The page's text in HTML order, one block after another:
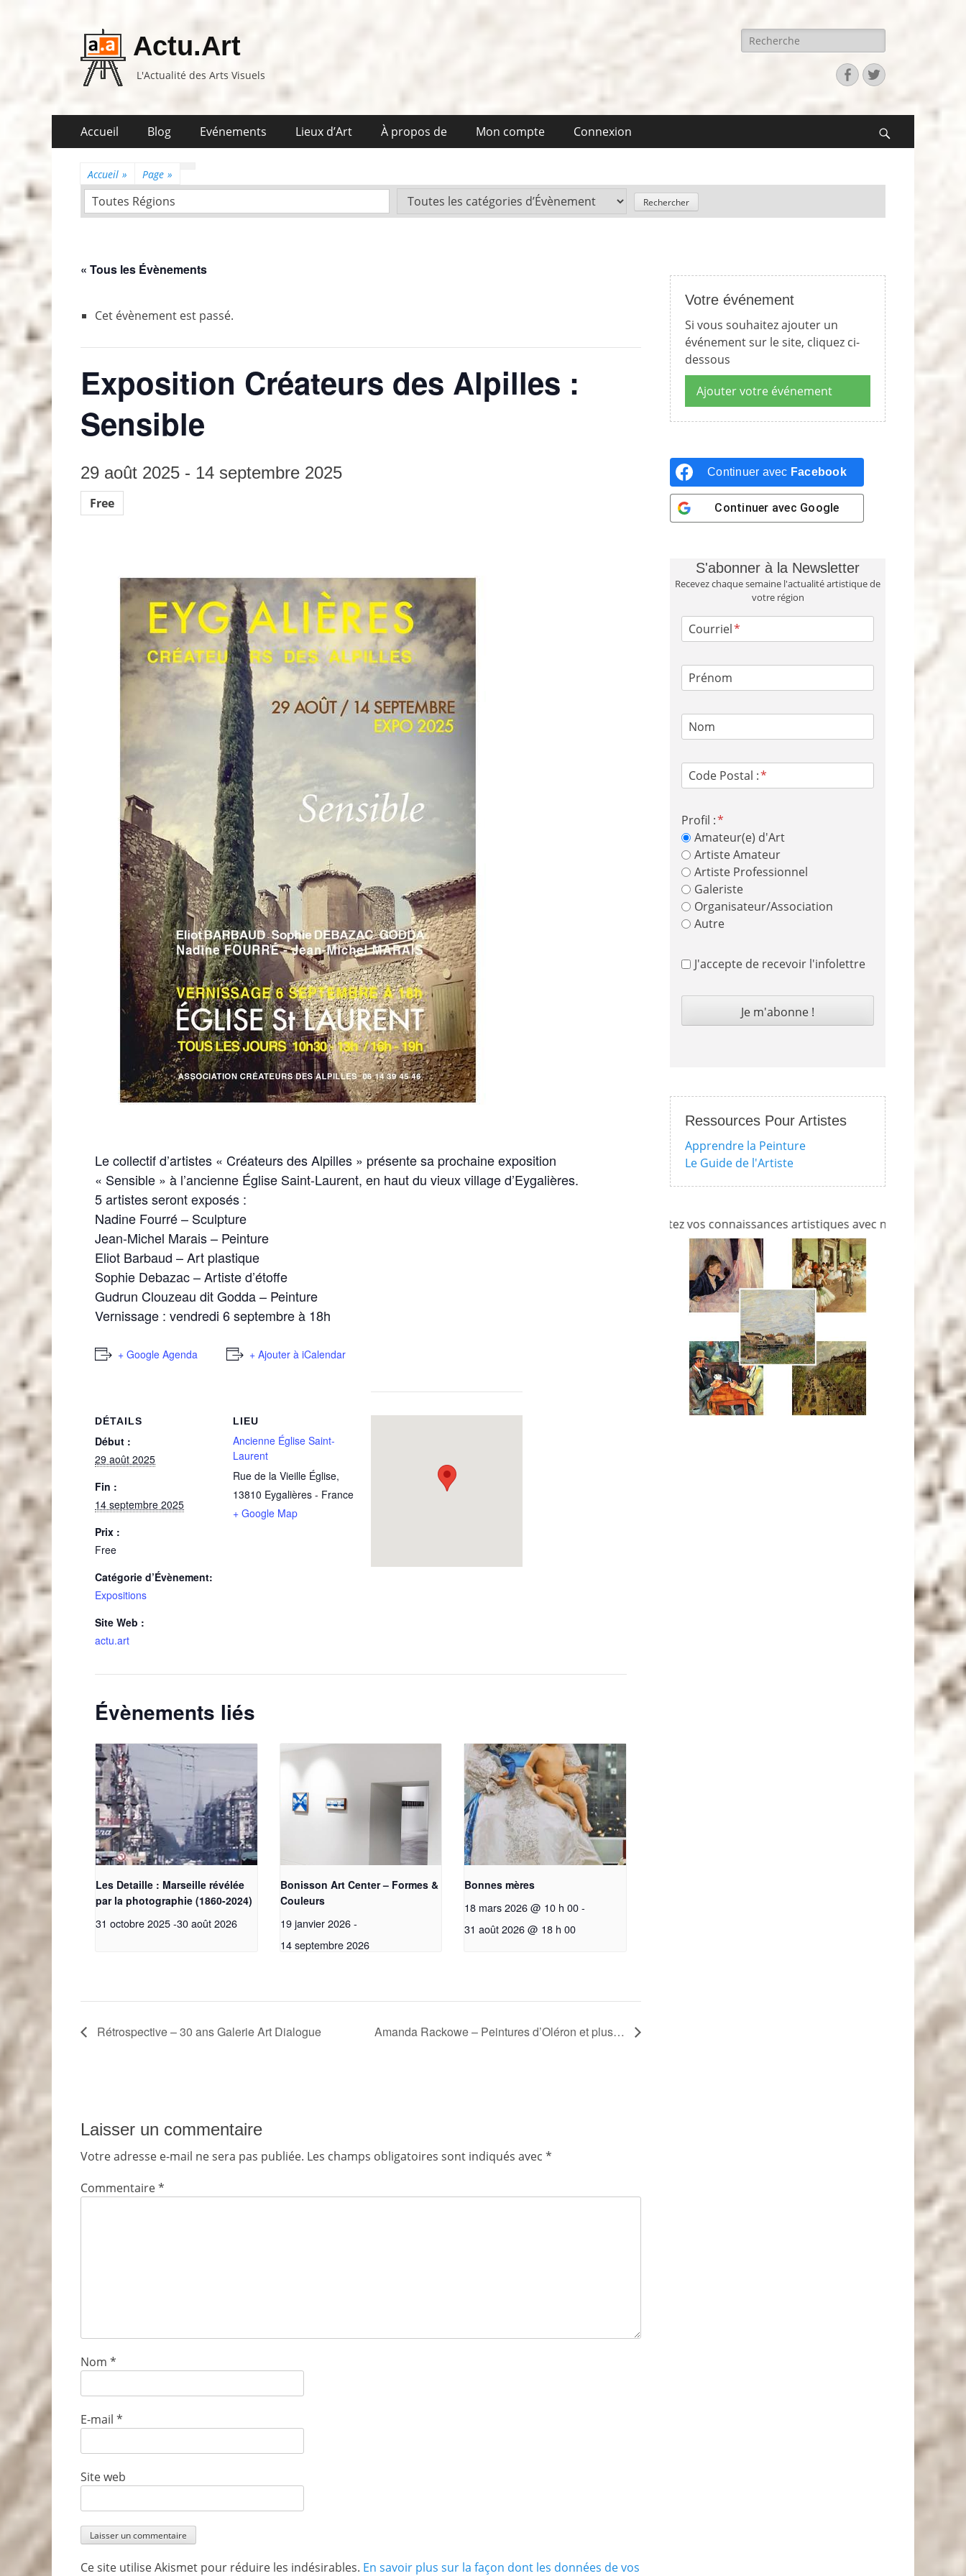
Actu.Art
L'Actualité des Arts Visuels
Recherche
pour:
Facebook
Twitter
Premier
menu
Accueil Blog Evénements Lieux d’Art À propos de Mon compte Connexion
Accueil » Page »
Toutes Régions
« Tous les Évènements
Cet évènement est passé.
Exposition Créateurs des Alpilles :
Sensible
29 août 2025 - 14 septembre 2025
Free
Le collectif d’artistes « Créateurs des Alpilles » présente sa prochaine exposition
« Sensible » à l’ancienne Église Saint-Laurent, en haut du vieux village d’Eygalières.
5 artistes seront exposés :
Nadine Fourré – Sculpture
Jean-Michel Marais – Peinture
Eliot Barbaud – Art plastique
Sophie Debazac – Artiste d’étoffe
Gudrun Clouzeau dit Godda – Peinture
Vernissage : vendredi 6 septembre à 18h
+ Google Agenda + Ajouter à iCalendar
DÉTAILS
Début :
29 août 2025
Fin :
14 septembre 2025
Prix :
Free
Catégorie d’Évènement:
Expositions
Site Web :
actu.art
LIEU
Ancienne Église Saint-
Laurent
Rue de la Vieille Église,
13810 Eygalières - France
+ Google Map
Évènements liés
Les Detaille : Marseille révélée
par la photographie (1860-2024)
31 octobre 2025-30 août 2026
Bonisson Art Center – Formes &
Couleurs
19 janvier 2026 -
14 septembre 2026
Bonnes mères
18 mars 2026 @ 10 h 00-
31 août 2026 @ 18 h 00
Rétrospective – 30 ans Galerie Art Dialogue Amanda Rackowe – Peintures d’Oléron et plus…
Laisser un commentaire
Votre adresse e-mail ne sera pas publiée. Les champs obligatoires sont indiqués avec *
Commentaire*
Nom *
E-mail *
Site web
Ce site utilise Akismet pour réduire les indésirables. En savoir plus sur la façon dont les données de vos
Votre événement
Si vous souhaitez ajouter un
événement sur le site, cliquez ci-
dessous
Ajouter votre événement
Continuer avec Facebook
Continuer avec Google
S'abonner à la Newsletter
Recevez chaque semaine l'actualité artistique de
votre région
Courriel
Prénom
Nom
Code Postal :
Profil :
Amateur(e) d'Art
Artiste Amateur
Artiste Professionnel
Galeriste
Organisateur/Association
Autre
J'accepte de recevoir l'infolettre
Ressources Pour Artistes
Apprendre la Peinture
Le Guide de l'Artiste
Testez vos connaissances artistiques avec nos quizzes sur